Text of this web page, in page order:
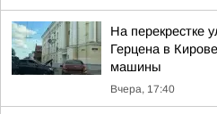
На перекрестке
Герцена в
машины
Вчера, 17:40